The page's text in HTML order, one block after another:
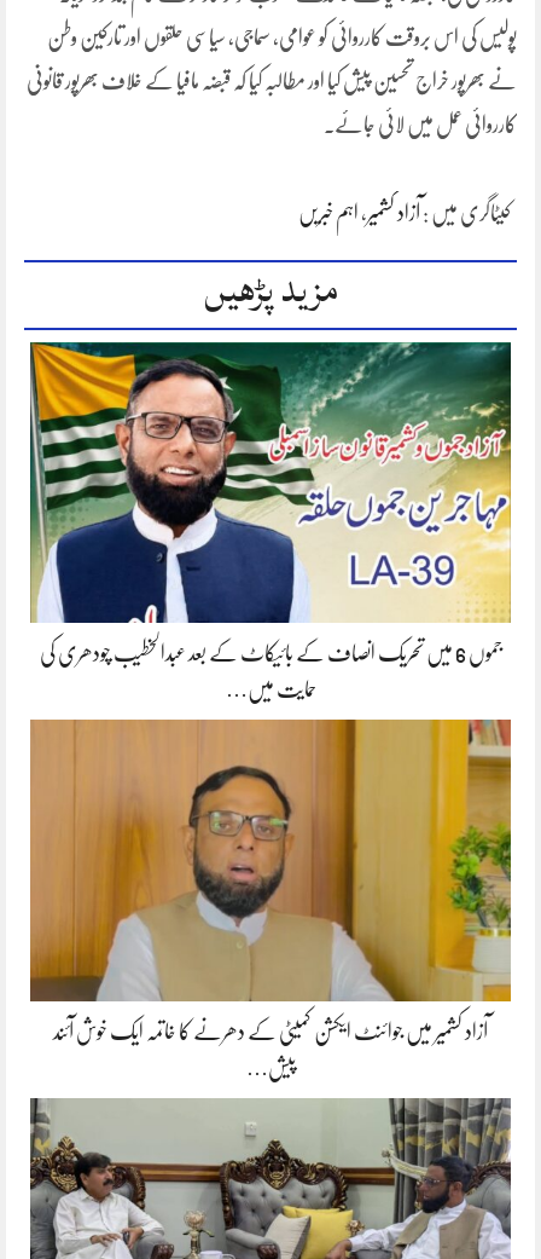
پولیس کی اس بروقت کارروائی کو عوامی، سماجی، سیاسی حلقوں اور تارکین وطن
نے بھرپور خراج تحسین پیش کیا اور مطالبہ کیا کہ قبضہ مافیا کے خلاف بھرپور قانونی
کارروائی عمل میں لائی جائے۔
کیٹاگری میں : آزاد کشمیر ، اہم خبریں
مزید پڑھیں
جموں 6 میں تحریک انصاف کے بائیکاٹ کے بعد عبدالخطیب چودھری کی
حمایت میں…
آزاد کشمیر میں جوائنٹ ایکشن کمیٹی کے دھرنے کا خاتمہ ایک خوش آئند
پیش…